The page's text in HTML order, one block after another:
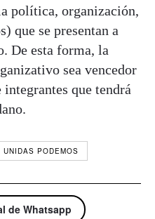
política, organización,
que se presentan a
De esta forma, la
sea vencedor
que tendrá
UNIDAS PODEMOS
de Whatsapp